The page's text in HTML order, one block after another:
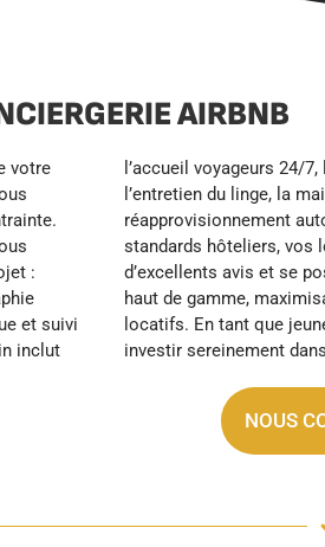
AIRBNB
votre
:
et suivi
inclut
le
à nos
enfin
du
vous
et
NOUS